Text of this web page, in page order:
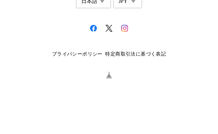
プライバシーポリシー 特定商取引法に基づく表記